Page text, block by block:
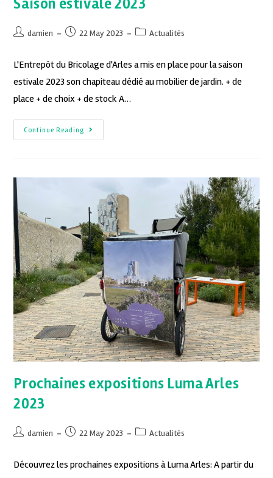
Saison estivale 2023
damien 22 May 2023 Actualités
L'Entrepôt du Bricolage d'Arles a mis en place pour la saison
estivale 2023 son chapiteau dédié au mobilier de jardin. + de
place + de choix + de stock A…
Continue Reading
Prochaines expositions Luma Arles
2023
damien 22 May 2023 Actualités
Découvrez les prochaines expositions à Luma Arles: A partir du